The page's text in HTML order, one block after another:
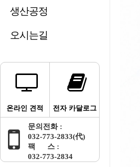
생산공정
오시는길
온라인 견적 전자 카달로그
문의전화 :
032-773-2833(代)
팩 스 :
032-773-2834